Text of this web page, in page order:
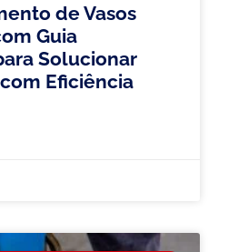
de Vasos
Guia
Solucionar
Eficiência